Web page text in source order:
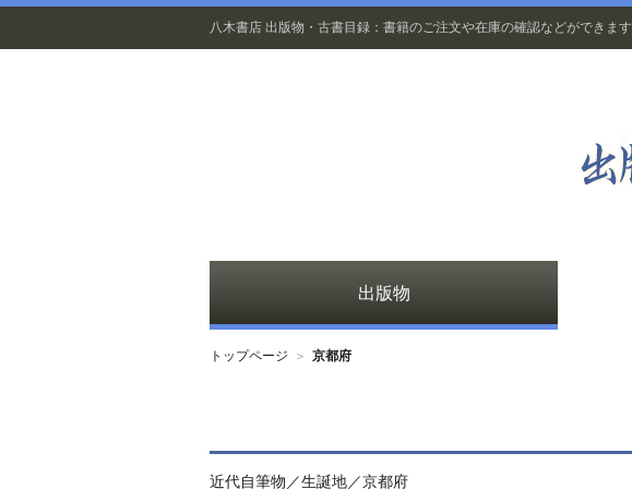
八木書店 出版物・古書目録：書籍のご注文や在庫の確認などができます
出版物
トップページ ＞ 京都府
近代自筆物／生誕地／京都府